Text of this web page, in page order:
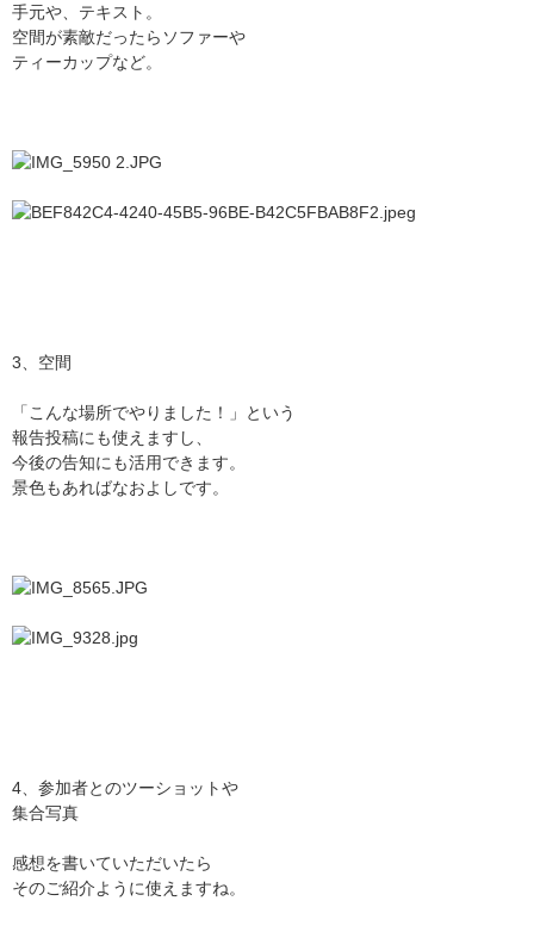
手元や、テキスト。
空間が素敵だったらソファーや
ティーカップなど。
3、空間
「こんな場所でやりました！」という
報告投稿にも使えますし、
今後の告知にも活用できます。
景色もあればなおよしです。
4、参加者とのツーショットや
集合写真
感想を書いていただいたら
そのご紹介ように使えますね。